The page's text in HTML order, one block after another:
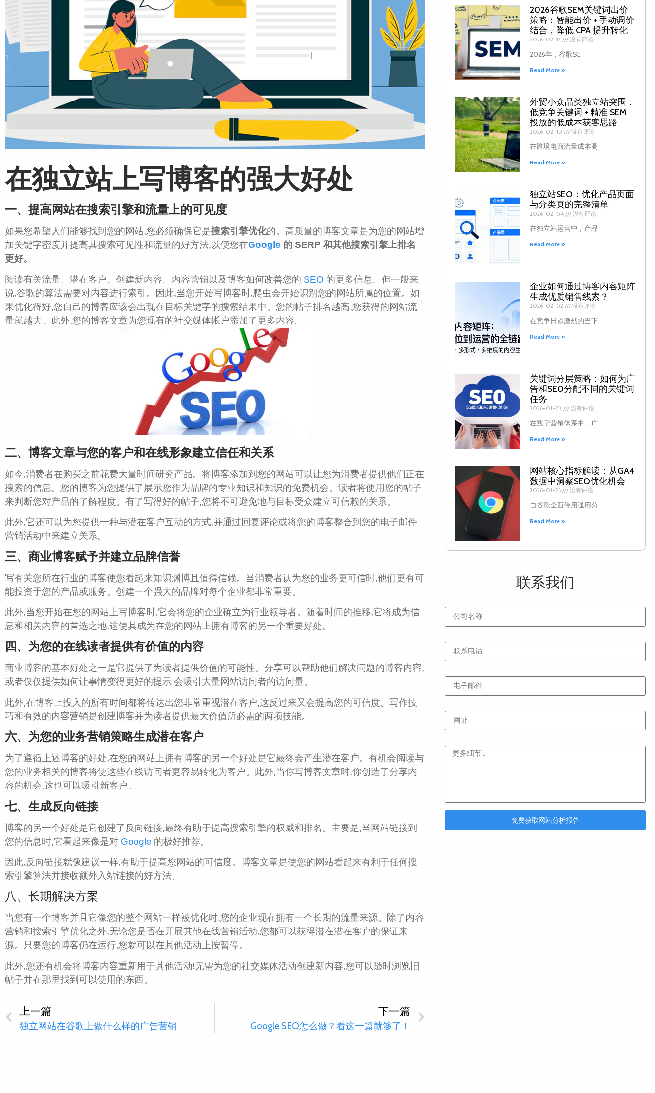
在独立站上写博客的强大好处
一、提高网站在搜索引擎和流量上的可见度
如果您希望人们能够找到您的网站,您必须确保它是搜索引擎优化的。高质量的博客文章是为您的网站增
加关键字密度并提高其搜索可见性和流量的好方法,以便您在Google 的 SERP 和其他搜索引擎上排名
更好。
阅读有关流量、潜在客户、创建新内容、内容营销以及博客如何改善您的 SEO 的更多信息。但一般来
说,谷歌的算法需要对内容进行索引。因此,当您开始写博客时,爬虫会开始识别您的网站所属的位置。如
果优化得好,您自己的博客应该会出现在目标关键字的搜索结果中。您的帖子排名越高,您获得的网站流
量就越大。此外,您的博客文章为您现有的社交媒体帐户添加了更多内容。
二、博客文章与您的客户和在线形象建立信任和关系
如今,消费者在购买之前花费大量时间研究产品。将博客添加到您的网站可以让您为消费者提供他们正在
搜索的信息。 您的博客为您提供了展示您作为品牌的专业知识和知识的免费机会。读者将使用您的帖子
来判断您对产品的了解程度。有了写得好的帖子,您将不可避免地与目标受众建立可信赖的关系。
此外,它还可以为您提供一种与潜在客户互动的方式,并通过回复评论或将您的博客整合到您的电子邮件
营销活动中来建立关系。
三、商业博客赋予并建立品牌信誉
写有关您所在行业的博客使您看起来知识渊博且值得信赖。当消费者认为您的业务更可信时,他们更有可
能投资于您的产品或服务。 创建一个强大的品牌对每个企业都非常重要。
此外,当您开始在您的网站上写博客时,它会将您的企业确立为行业领导者。随着时间的推移,它将成为信
息和相关内容的首选之地,这使其成为在您的网站上拥有博客的另一个重要好处。
四、为您的在线读者提供有价值的内容
商业博客的基本好处之一是它提供了为读者提供价值的可能性。分享可以帮助他们解决问题的博客内容,
或者仅仅提供如何让事情变得更好的提示,会吸引大量网站访问者的访问量。
此外,在博客上投入的所有时间都将传达出您非常重视潜在客户,这反过来又会提高您的可信度。写作技
巧和有效的内容营销是创建博客并为读者提供最大价值所必需的两项技能。
六、为您的业务营销策略生成潜在客户
为了遵循上述博客的好处,在您的网站上拥有博客的另一个好处是它最终会产生潜在客户。有机会阅读与
您的业务相关的博客将使这些在线访问者更容易转化为客户。此外,当你写博客文章时,你创造了分享内
容的机会,这也可以吸引新客户。
七、 生成反向链接
博客的另一个好处是它创建了反向链接,最终有助于提高搜索引擎的权威和排名。主要是,当网站链接到
您的信息时,它看起来像是对 Google 的极好推荐。
因此,反向链接就像建议一样,有助于提高您网站的可信度。博客文章是使您的网站看起来有利于任何搜
索引擎算法并接收额外入站链接的好方法。
八、长期解决方案
当您有一个博客并且它像您的整个网站一样被优化时,您的企业现在拥有一个长期的流量来源。除了内容
营销和搜索引擎优化之外,无论您是否在开展其他在线营销活动,您都可以获得潜在潜在客户的保证来
源。只要您的博客仍在运行,您就可以在其他活动上按暂停。
此外,您还有机会将博客内容重新用于其他活动!无需为您的社交媒体活动创建新内容,您可以随时浏览旧
帖子并在那里找到可以使用的东西。
上一篇
独立网站在谷歌上做什么样的广告营销
下一篇
Google SEO怎么做？看这一篇就够了！
2026谷歌SEM关键词出价
策略：智能出价 + 手动调价
结合，降低 CPA 提升转化
2026-02-12 没有评论
2026年，谷歌SE
Read More »
外贸小众品类独立站突围：
低竞争关键词 + 精准 SEM
投放的低成本获客思路
2026-02-10 没有评论
在跨境电商流量成本高
Read More »
独立站SEO：优化产品页面
与分类页的完整清单
2026-02-04 没有评论
在独立站运营中，产品
Read More »
企业如何通过博客内容矩阵
生成优质销售线索？
2026-02-02 没有评论
在竞争日趋激烈的当下
Read More »
关键词分层策略：如何为广
告和SEO分配不同的关键词
任务
2026-01-28 没有评论
在数字营销体系中，广
Read More »
网站核心指标解读：从GA4
数据中洞察SEO优化机会
2026-01-26 没有评论
自谷歌全面停用通用分
Read More »
联系我们
免费获取网站分析报告